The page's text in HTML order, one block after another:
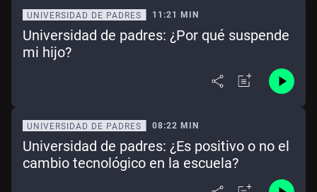
UNIVERSIDAD DE PADRES 11:21 MIN
Universidad de padres: ¿Por qué suspende
mi hijo?
UNIVERSIDAD DE PADRES 08:22 MIN
Universidad de padres: ¿Es positivo o no el
cambio tecnológico en la escuela?